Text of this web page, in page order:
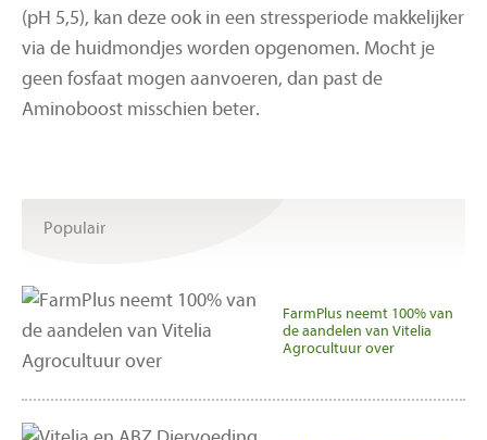
(pH 5,5), kan deze ook in een stressperiode makkelijker
via de huidmondjes worden opgenomen. Mocht je
geen fosfaat mogen aanvoeren, dan past de
Aminoboost misschien beter.
Populair
FarmPlus neemt 100% van
de aandelen van Vitelia
Agrocultuur over